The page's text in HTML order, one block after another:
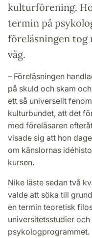
kulturförening.
termin på
föreläsningen tog
väg.
– Föreläsningen
på skuld och skam
ett så universellt
kulturbundet, att det
med föreläsaren
visade sig att hon
om känslornas
kursen.
Nike läste sedan två
valde att söka till
en termin teoretisk
universitetsstudier
psykologprogrammet.